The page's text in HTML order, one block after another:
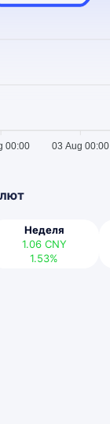
00:00 03 Aug 00:00
Неделя
1.06 CNY
1.53%